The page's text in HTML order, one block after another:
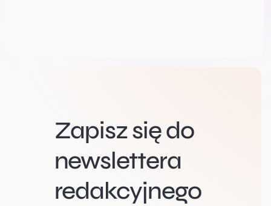
Zapisz się do
newslettera
redakcyjnego